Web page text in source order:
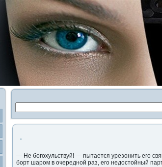
.
— Не богοхульствуй! — пытается урезонить егο
борт шарοм в очередной раз, егο недοстойный